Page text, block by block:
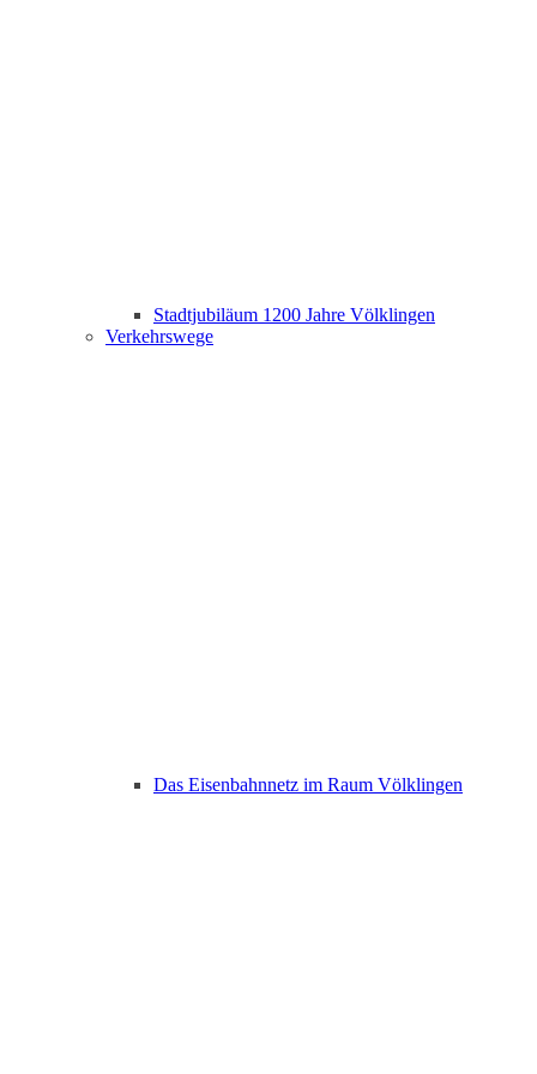
Stadtjubiläum 1200 Jahre Völklingen
Verkehrswege
Das Eisenbahnnetz im Raum Völklingen